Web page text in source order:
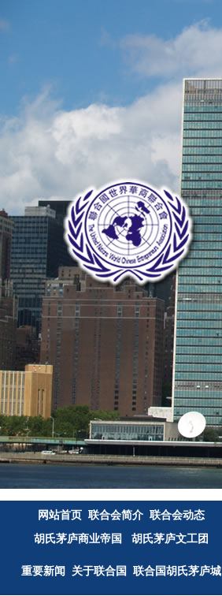
网站首页 联合会简介 联合会动态
胡氏茅庐商业帝国
胡氏茅庐文工团
重要新闻 关于联合国 联合国胡氏茅庐城